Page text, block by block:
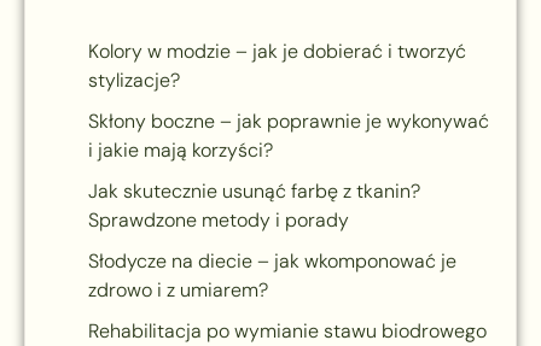
Kolory w modzie – jak je dobierać i tworzyć
stylizacje?
Skłony boczne – jak poprawnie je wykonywać
i jakie mają korzyści?
Jak skutecznie usunąć farbę z tkanin?
Sprawdzone metody i porady
Słodycze na diecie – jak wkomponować je
zdrowo i z umiarem?
Rehabilitacja po wymianie stawu biodrowego